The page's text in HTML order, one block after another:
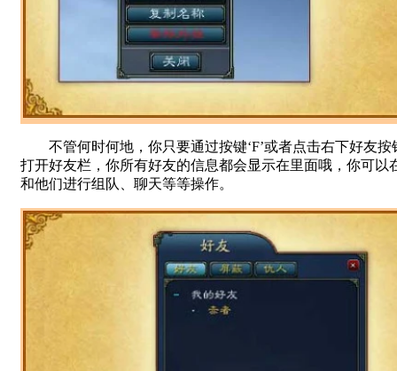
不管何时何地，你只要通过按键‘F’或者点击右下好友按
打开好友栏，你所有好友的信息都会显示在里面哦，你可以
和他们进行组队、聊天等等操作。